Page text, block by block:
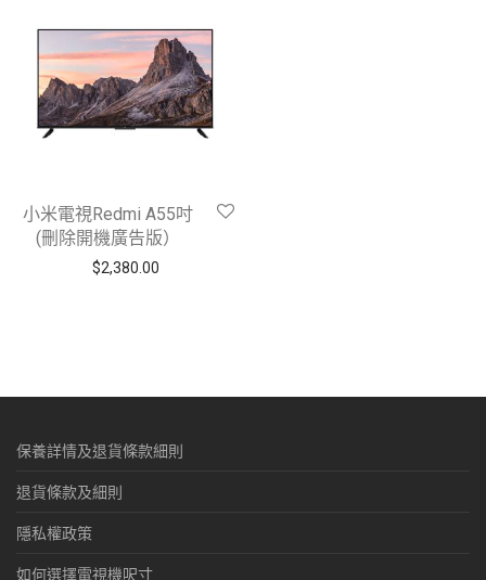
小米電視Redmi A55吋
(刪除開機廣告版）
$2,380.00
保養詳情及退貨條款細則
退貨條款及細則
隱私權政策
如何選擇電視機呎寸